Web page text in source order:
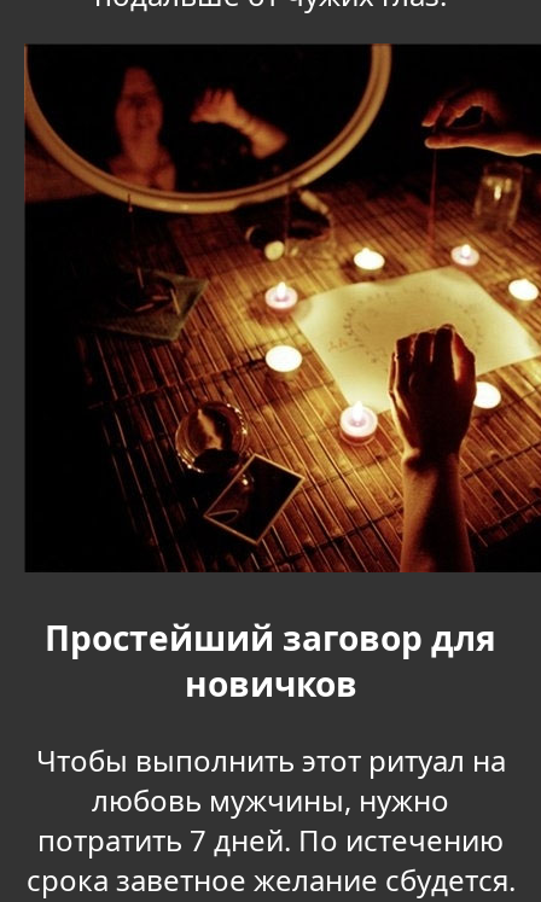
Простейший заговор для
новичков
Чтобы выполнить этот ритуал на
любовь мужчины, нужно
потратить 7 дней. По истечению
срока заветное желание сбудется.